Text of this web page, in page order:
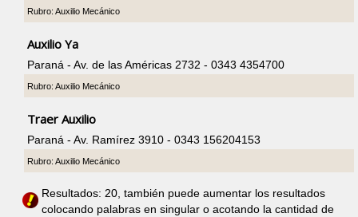
Rubro: Auxilio Mecánico
Auxilio Ya
Paraná - Av. de las Américas 2732 - 0343 4354700
Rubro: Auxilio Mecánico
Traer Auxilio
Paraná - Av. Ramírez 3910 - 0343 156204153
Rubro: Auxilio Mecánico
Resultados: 20, también puede aumentar los resultados
colocando palabras en singular o acotando la cantidad de